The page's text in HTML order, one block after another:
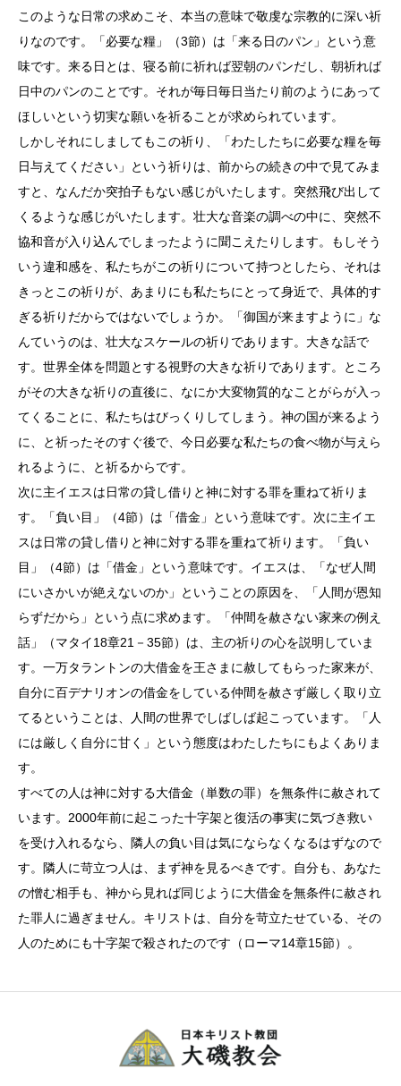
このような日常の求めこそ、本当の意味で敬虔な宗教的に深い祈
りなのです。「必要な糧」（3節）は「来る日のパン」という意
味です。来る日とは、寝る前に祈れば翌朝のパンだし、朝祈れば
日中のパンのことです。それが毎日毎日当たり前のようにあって
ほしいという切実な願いを祈ることが求められています。
しかしそれにしましてもこの祈り、「わたしたちに必要な糧を毎
日与えてください」という祈りは、前からの続きの中で見てみま
すと、なんだか突拍子もない感じがいたします。突然飛び出して
くるような感じがいたします。壮大な音楽の調べの中に、突然不
協和音が入り込んでしまったように聞こえたりします。もしそう
いう違和感を、私たちがこの祈りについて持つとしたら、それは
きっとこの祈りが、あまりにも私たちにとって身近で、具体的す
ぎる祈りだからではないでしょうか。「御国が来ますように」な
んていうのは、壮大なスケールの祈りであります。大きな話で
す。世界全体を問題とする視野の大きな祈りであります。ところ
がその大きな祈りの直後に、なにか大変物質的なことがらが入っ
てくることに、私たちはびっくりしてしまう。神の国が来るよう
に、と祈ったそのすぐ後で、今日必要な私たちの食べ物が与えら
れるように、と祈るからです。
次に主イエスは日常の貸し借りと神に対する罪を重ねて祈りま
す。「負い目」（4節）は「借金」という意味です。次に主イエ
スは日常の貸し借りと神に対する罪を重ねて祈ります。「負い
目」（4節）は「借金」という意味です。イエスは、「なぜ人間
にいさかいが絶えないのか」ということの原因を、「人間が恩知
らずだから」という点に求めます。「仲間を赦さない家来の例え
話」（マタイ18章21－35節）は、主の祈りの心を説明していま
す。一万タラントンの大借金を王さまに赦してもらった家来が、
自分に百デナリオンの借金をしている仲間を赦さず厳しく取り立
てるということは、人間の世界でしばしば起こっています。「人
には厳しく自分に甘く」という態度はわたしたちにもよくありま
す。
すべての人は神に対する大借金（単数の罪）を無条件に赦されて
います。2000年前に起こった十字架と復活の事実に気づき救い
を受け入れるなら、隣人の負い目は気にならなくなるはずなので
す。隣人に苛立つ人は、まず神を見るべきです。自分も、あなた
の憎む相手も、神から見れば同じように大借金を無条件に赦され
た罪人に過ぎません。キリストは、自分を苛立たせている、その
人のためにも十字架で殺されたのです（ローマ14章15節）。